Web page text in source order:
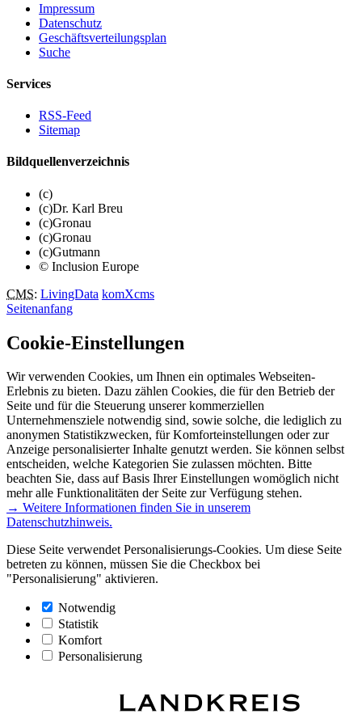
Impressum
Datenschutz
Geschäftsverteilungsplan
Suche
Services
RSS-Feed
Sitemap
Bildquellenverzeichnis
(c)
(c)Dr. Karl Breu
(c)Gronau
(c)Gronau
(c)Gutmann
© Inclusion Europe
CMS: LivingData komXcms
Seitenanfang
Cookie-Einstellungen
Wir verwenden Cookies, um Ihnen ein optimales Webseiten-
Erlebnis zu bieten. Dazu zählen Cookies, die für den Betrieb der
Seite und für die Steuerung unserer kommerziellen
Unternehmensziele notwendig sind, sowie solche, die lediglich zu
anonymen Statistikzwecken, für Komforteinstellungen oder zur
Anzeige personalisierter Inhalte genutzt werden. Sie können selbst
entscheiden, welche Kategorien Sie zulassen möchten. Bitte
beachten Sie, dass auf Basis Ihrer Einstellungen womöglich nicht
mehr alle Funktionalitäten der Seite zur Verfügung stehen.
→ Weitere Informationen finden Sie in unserem
Datenschutzhinweis.
Diese Seite verwendet Personalisierungs-Cookies. Um diese Seite
betreten zu können, müssen Sie die Checkbox bei
"Personalisierung" aktivieren.
Notwendig
Statistik
Komfort
Personalisierung